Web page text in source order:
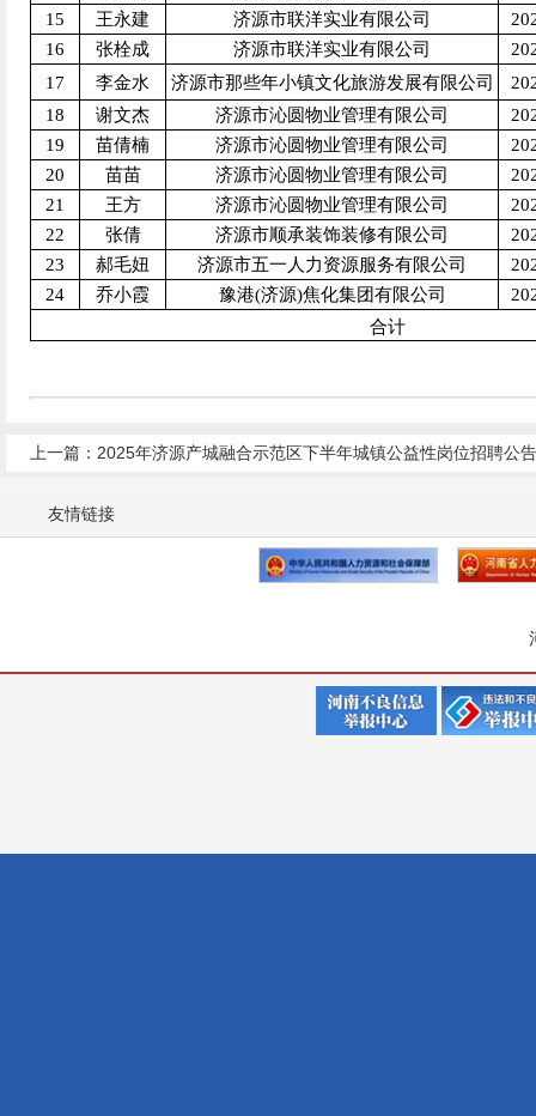
15
王永建 济源市联洋实业有限公司
16
张栓成 济源市联洋实业有限公司
17
李金水 济源市那些年小镇文化旅游发展有限公司
18
谢文杰 济源市沁圆物业管理有限公司
19
苗倩楠 济源市沁圆物业管理有限公司
20
苗苗 济源市沁圆物业管理有限公司
21
王方 济源市沁圆物业管理有限公司
22
张倩 济源市顺承装饰装修有限公司
23
郝毛妞 济源市五一人力资源服务有限公司
24
乔小霞 豫港(济源)焦化集团有限公司
合计
上一篇：2025年济源产城融合示范区下半年城镇公益性岗位招聘公告
友情链接